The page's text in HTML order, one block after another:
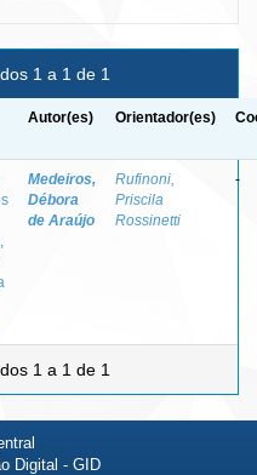
1 a 1 de 1
Autor(es) Orientador(es)
Medeiros,
Débora
de Araújo
Rufinoni,
Priscila
Rossinetti
-
1 a 1 de 1
Digital - GID